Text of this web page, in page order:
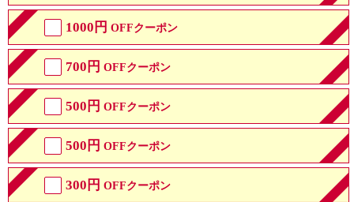
1000円 OFFクーポン
700円 OFFクーポン
500円 OFFクーポン
500円 OFFクーポン
300円 OFFクーポン